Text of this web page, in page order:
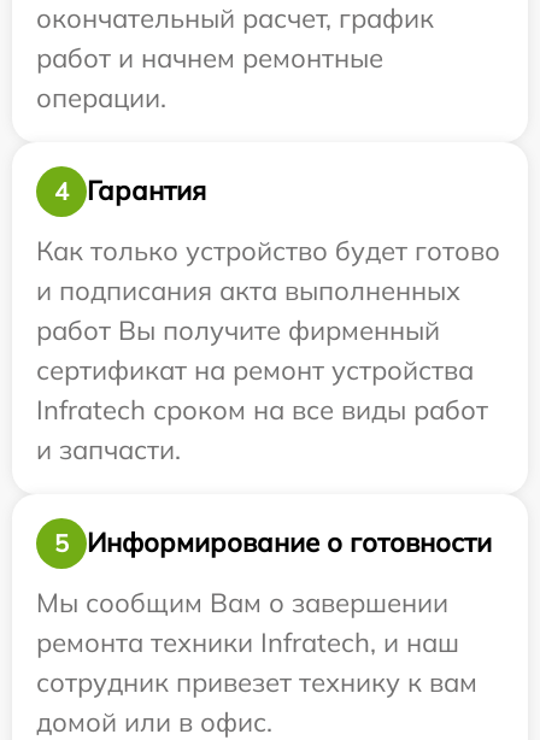
окончательный расчет, график
работ и начнем ремонтные
операции.
4
Гарантия
Как только устройство будет готово
и подписания акта выполненных
работ Вы получите фирменный
сертификат на ремонт устройства
Infratech сроком на все виды работ
и запчасти.
5
Информирование о готовности
Мы сообщим Вам о завершении
ремонта техники Infratech, и наш
сотрудник привезет технику к вам
домой или в офис.